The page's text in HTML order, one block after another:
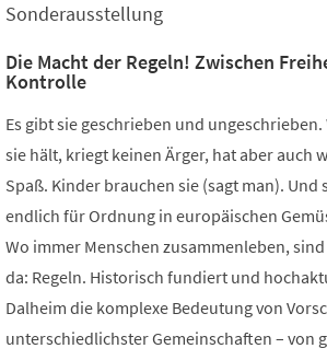
Sonderausstellung
Die Macht der Regeln! Zwischen
Kontrolle
Es gibt sie geschrieben und ungeschrieben.
sie hält, kriegt keinen Ärger, hat aber auch
Spaß. Kinder brauchen sie (sagt man). Und
endlich für Ordnung in europäischen
Wo immer Menschen zusammenleben,
da: Regeln. Historisch fundiert und
Dalheim die komplexe Bedeutung von
unterschiedlichster Gemeinschaften – von